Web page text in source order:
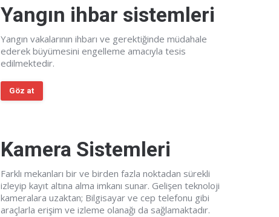
Yangın ihbar sistemleri
Yangın vakalarının ihbarı ve gerektiğinde müdahale
ederek büyümesini engelleme amacıyla tesis
edilmektedir.
Göz at
Kamera Sistemleri
Farklı mekanları bir ve birden fazla noktadan sürekli
izleyip kayıt altına alma imkanı sunar. Gelişen teknoloji
kameralara uzaktan; Bilgisayar ve cep telefonu gibi
araçlarla erişim ve izleme olanağı da sağlamaktadır.